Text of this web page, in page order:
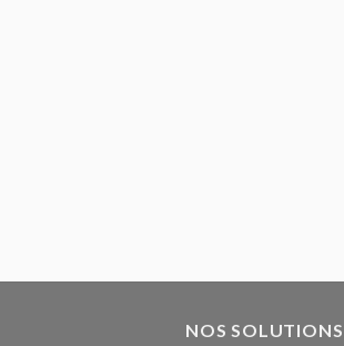
NOS SOLUTIONS